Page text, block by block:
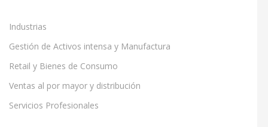
Industrias
Gestión de Activos intensa y Manufactura
Retail y Bienes de Consumo
Ventas al por mayor y distribución
Servicios Profesionales